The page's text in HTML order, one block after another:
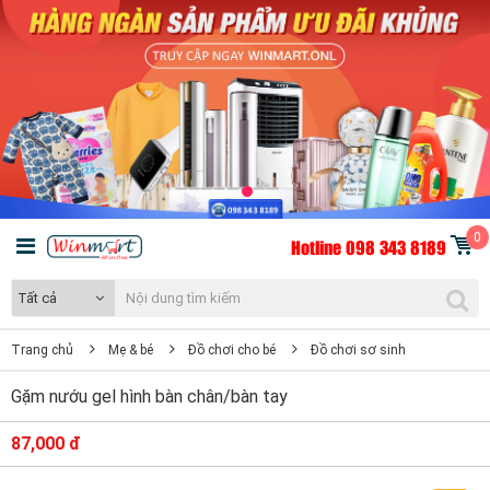
Hotline 098 343 8189 0
Tất cả
Trang chủ Mẹ & bé Đồ chơi cho bé Đồ chơi sơ sinh
Gặm nướu gel hình bàn chân/bàn tay
87,000 đ